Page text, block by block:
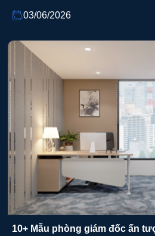
03/06/2026
10+ Mẫu phòng giám đốc ấn